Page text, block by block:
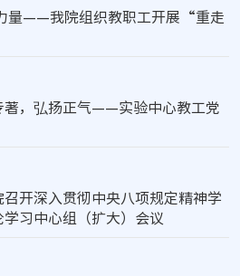
量——我院组织教职工开展“重走
著，弘扬正气——实验中心教工党
开深入贯彻中央八项规定精神学
习中心组（扩大）会议